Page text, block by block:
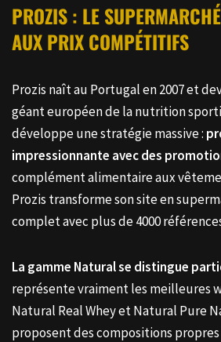
PROZIS : LE
AUX PRIX COMPÉTITIFS
Prozis naît au Portugal en 2007 et
géant européen de la nutrition
développe une stratégie massive :
impressionnante avec des
complément alimentaire aux
Prozis transforme son site en
complet avec plus de 4000
La gamme Natural se distingue
représente vraiment les meilleures
Natural Real Whey et Natural Pure
proposent des compositions